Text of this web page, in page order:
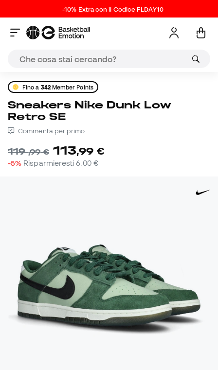
-10% Extra con il Codice FLDAY10
Fino a 342Member Points
Sneakers Nike Dunk Low
Retro SE
Commenta per primo
119,99 € 113,99 €
-5% Risparmieresti6,00 €